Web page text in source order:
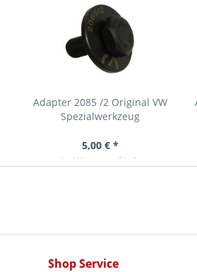
Adapter 2085 /2 Original VW
Spezialwerkzeug
5,00 € *
In Kürze verfügbar
Shop Service